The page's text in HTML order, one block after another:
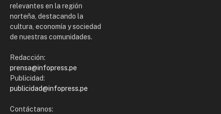
relevantes en la región
norteña, destacando la
cultura, economía y sociedad
de nuestras comunidades.
Redacción:
prensa@infopress.pe
Publicidad:
publicidad@infopress.pe
Contáctanos: